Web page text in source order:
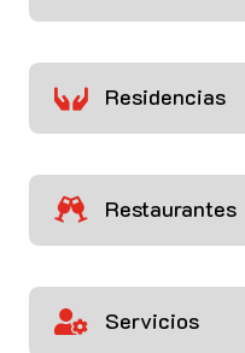
 Residencias
 Restaurantes
 Servicios